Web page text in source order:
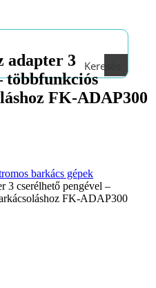
Keresés
adapter 3
többfunkciós
FK-ADAP300
barkács gépek
3 cserélhető pengével –
FK-ADAP300